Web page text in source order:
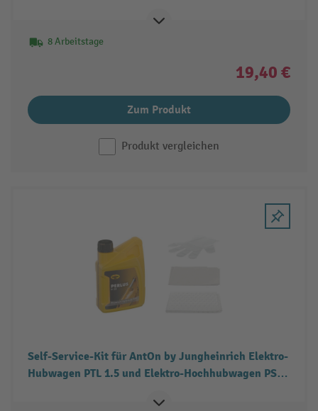
8 Arbeitstage
19,40 €
Zum Produkt
Produkt vergleichen
Self-Service-Kit für AntOn by Jungheinrich Elektro-
Hubwagen PTL 1.5 und Elektro-Hochhubwagen PSM